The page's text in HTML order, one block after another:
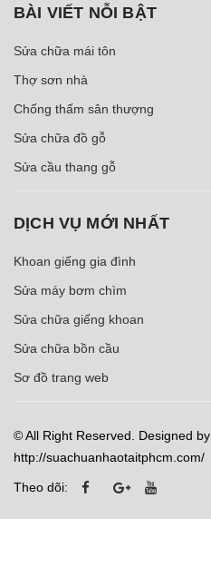
BÀI VIẾT NỖI BẬT
Sửa chữa mái tôn
Thợ sơn nhà
Chống thấm sân thượng
Sửa chữa đồ gỗ
Sửa cầu thang gỗ
DỊCH VỤ MỚI NHẤT
Khoan giếng gia đình
Sửa máy bơm chìm
Sửa chữa giếng khoan
Sửa chữa bồn cầu
Sơ đồ trang web
© All Right Reserved. Designed by
http://suachuanhaotaitphcm.com/
Theo dõi: